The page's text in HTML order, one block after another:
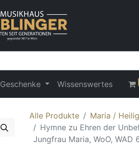
Geschenke Wissenswertes
Alle Produkte
Maria /
Hymne zu Ehren der
Jungfrau Maria, WoO, WAD